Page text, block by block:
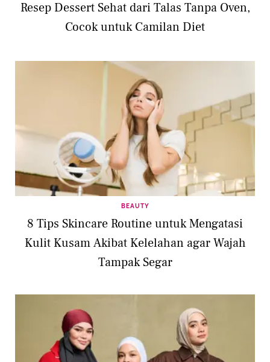
Resep Dessert Sehat dari Talas Tanpa Oven,
Cocok untuk Camilan Diet
BEAUTY
8 Tips Skincare Routine untuk Mengatasi
Kulit Kusam Akibat Kelelahan agar Wajah
Tampak Segar